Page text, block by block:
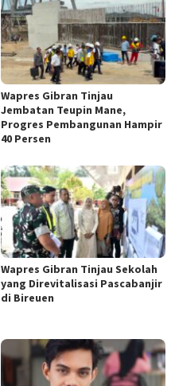
Wapres Gibran Tinjau
Jembatan Teupin Mane,
Progres Pembangunan Hampir
40 Persen
Wapres Gibran Tinjau Sekolah
yang Direvitalisasi Pascabanjir
di Bireuen